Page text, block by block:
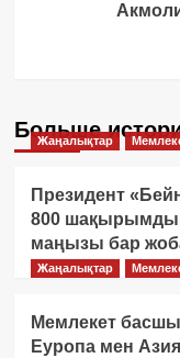
Больше
Жаңалықтар
Президент
800
маңызы бар
Жаңалықтар
Мемлекет
Еуропа мен